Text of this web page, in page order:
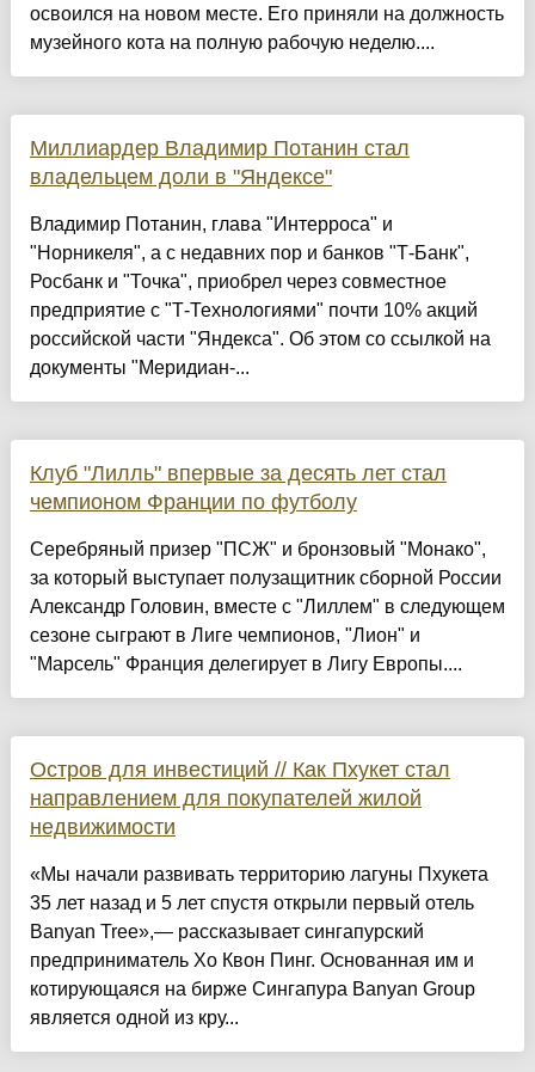
освоился на новом месте. Его приняли на должность
музейного кота на полную рабочую неделю....
Миллиардер Владимир Потанин стал
владельцем доли в "Яндексе"
Владимир Потанин, глава "Интерроса" и
"Норникеля", а с недавних пор и банков "Т-Банк",
Росбанк и "Точка", приобрел через совместное
предприятие с "Т-Технологиями" почти 10% акций
российской части "Яндекса". Об этом со ссылкой на
документы "Меридиан-...
Клуб "Лилль" впервые за десять лет стал
чемпионом Франции по футболу
Серебряный призер "ПСЖ" и бронзовый "Монако",
за который выступает полузащитник сборной России
Александр Головин, вместе с "Лиллем" в следующем
сезоне сыграют в Лиге чемпионов, "Лион" и
"Марсель" Франция делегирует в Лигу Европы....
Остров для инвестиций // Как Пхукет стал
направлением для покупателей жилой
недвижимости
«Мы начали развивать территорию лагуны Пхукета
35 лет назад и 5 лет спустя открыли первый отель
Banyan Tree»,— рассказывает сингапурский
предприниматель Хо Квон Пинг. Основанная им и
котирующаяся на бирже Сингапура Banyan Group
является одной из кру...